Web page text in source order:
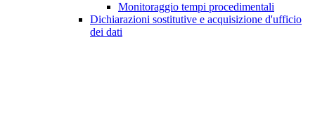
Monitoraggio tempi procedimentali
Dichiarazioni sostitutive e acquisizione d'ufficio
dei dati